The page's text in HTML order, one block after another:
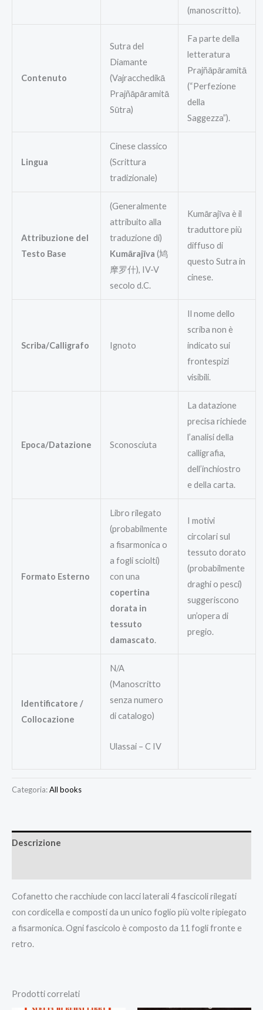
(manoscritto).
Contenuto
Sutra del
Diamante
(Vajracchedikā
Prajñāpāramitā
Sūtra)
Fa parte della
letteratura
Prajñāpāramitā
(“Perfezione
della
Saggezza”).
Lingua
Cinese classico
(Scrittura
tradizionale)
Attribuzione del
Testo Base
(Generalmente
attribuito alla
traduzione di)
Kumārajīva (鸠
摩罗什), IV-V
secolo d.C.
Kumārajīva è il
traduttore più
diffuso di
questo Sutra in
cinese.
Scriba/Calligrafo Ignoto
Il nome dello
scriba non è
indicato sui
frontespizi
visibili.
Epoca/Datazione Sconosciuta
La datazione
precisa richiede
l’analisi della
calligrafia,
dell’inchiostro
e della carta.
Formato Esterno
Libro rilegato
(probabilmente
a fisarmonica o
a fogli sciolti)
con una
copertina
dorata in
tessuto
damascato.
I motivi
circolari sul
tessuto dorato
(probabilmente
draghi o pesci)
suggeriscono
un’opera di
pregio.
Identificatore /
Collocazione
N/A
(Manoscritto
senza numero
di catalogo)
Ulassai – C IV
Categoria:All books
Descrizione
Cofanetto che racchiude con lacci laterali 4 fascicoli rilegati
con cordicella e composti da un unico foglio più volte ripiegato
a fisarmonica. Ogni fascicolo è composto da 11 fogli fronte e
retro.
Prodotti correlati